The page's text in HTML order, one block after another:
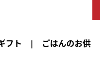
フト ごはんのお供